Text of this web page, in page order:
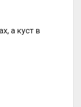
а куст в